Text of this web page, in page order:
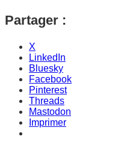
Partager :
X
LinkedIn
Bluesky
Facebook
Pinterest
Threads
Mastodon
Imprimer